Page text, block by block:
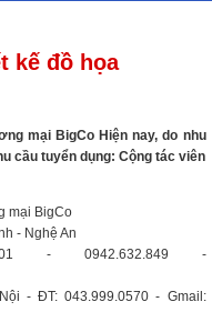
kế đồ họa
mại BigCo Hiện nay, do nhu
cầu tuyển dụng: Cộng tác viên
mại BigCo
- Nghệ An
- 0942.632.849 -
- ĐT: 043.999.0570 - Gmail: